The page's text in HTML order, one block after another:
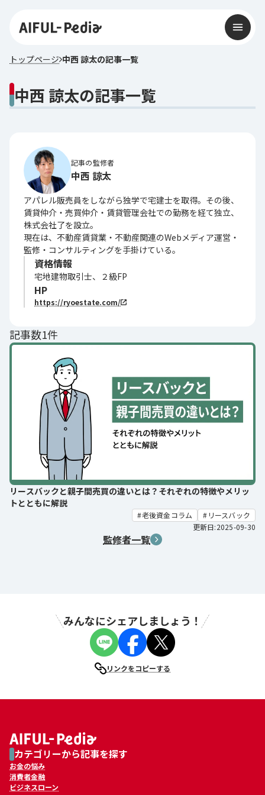
トップページ 中西 諒太の記事一覧
中西 諒太の記事一覧
記事の監修者
中西 諒太
アパレル販売員をしながら独学で宅建士を取得。その後、
賃貸仲介・売買仲介・賃貸管理会社での勤務を経て独立、
株式会社了を設立。
現在は、不動産賃貸業・不動産関連のWebメディア運営・
監修・コンサルティングを手掛けている。
資格情報
宅地建物取引士、２級FP
HP
https://ryoestate.com/
記事数1件
リースバックと親子間売買の違いとは？それぞれの特徴やメリッ
トとともに解説
老後資金コラム
リースバック
更新日:2025-09-30
監修者一覧
みんなにシェアしましょう！
リンクをコピーする
カテゴリーから記事を探す
お金の悩み
消費者金融
ビジネスローン